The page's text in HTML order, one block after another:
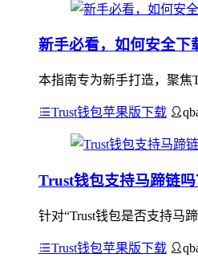
新手必看，如何安全下
本指南专为新手打造，聚焦
Trust钱包苹果版下载
Trust钱包支持马蹄链
针对“Trust钱包是否支持马
Trust钱包苹果版下载